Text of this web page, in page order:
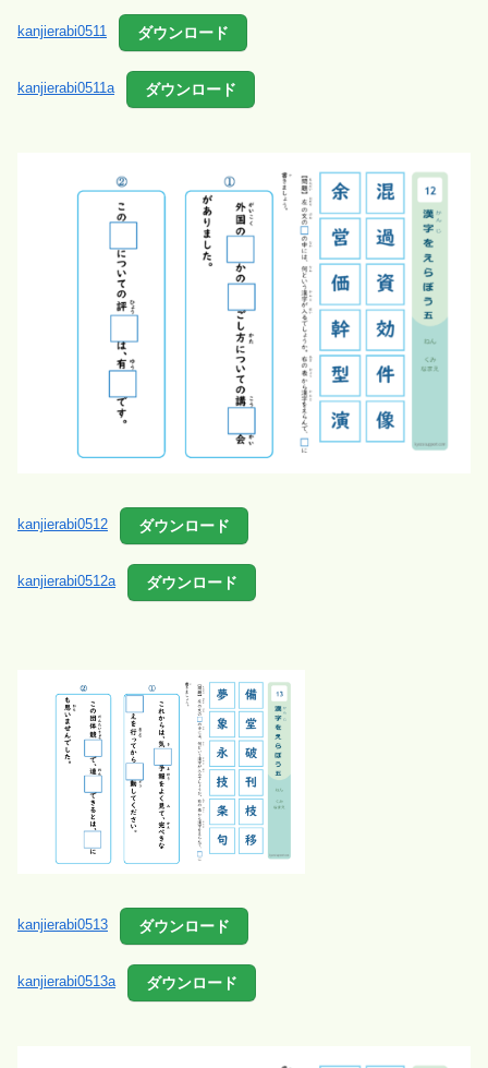
kanjierabi0511 ダウンロード
kanjierabi0511a ダウンロード
kanjierabi0512 ダウンロード
kanjierabi0512a ダウンロード
kanjierabi0513 ダウンロード
kanjierabi0513a ダウンロード